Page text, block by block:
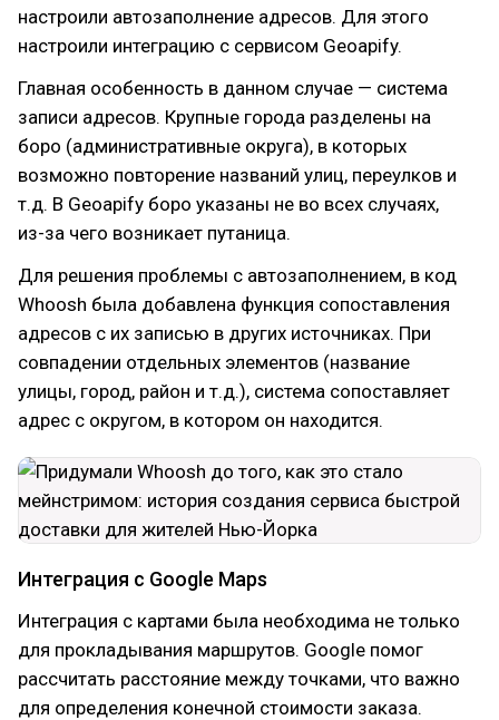
настроили автозаполнение адресов. Для этого
настроили интеграцию с сервисом Geoapify.
Главная особенность в данном случае — система
записи адресов. Крупные города разделены на
боро (административные округа), в которых
возможно повторение названий улиц, переулков и
т.д. В Geoapify боро указаны не во всех случаях,
из-за чего возникает путаница.
Для решения проблемы с автозаполнением, в код
Whoosh была добавлена функция сопоставления
адресов с их записью в других источниках. При
совпадении отдельных элементов (название
улицы, город, район и т.д.), система сопоставляет
адрес с округом, в котором он находится.
Интеграция с Google Maps
Интеграция с картами была необходима не только
для прокладывания маршрутов. Google помог
рассчитать расстояние между точками, что важно
для определения конечной стоимости заказа.